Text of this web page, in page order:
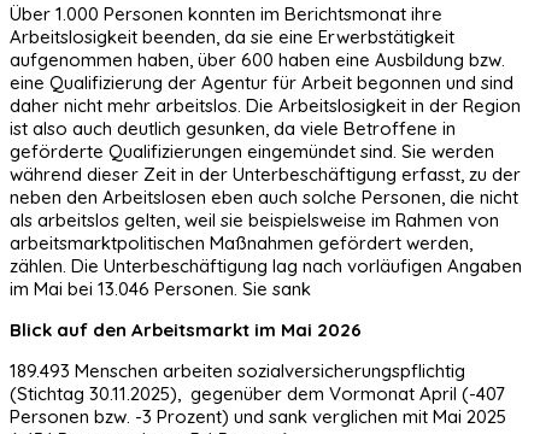
Über 1.000 Personen konnten im Berichtsmonat ihre
Arbeitslosigkeit beenden, da sie eine Erwerbstätigkeit
aufgenommen haben, über 600 haben eine Ausbildung bzw.
eine Qualifizierung der Agentur für Arbeit begonnen und sind
daher nicht mehr arbeitslos. Die Arbeitslosigkeit in der Region
ist also auch deutlich gesunken, da viele Betroffene in
geförderte Qualifizierungen eingemündet sind. Sie werden
während dieser Zeit in der Unterbeschäftigung erfasst, zu der
neben den Arbeitslosen eben auch solche Personen, die nicht
als arbeitslos gelten, weil sie beispielsweise im Rahmen von
arbeitsmarktpolitischen Maßnahmen gefördert werden,
zählen. Die Unterbeschäftigung lag nach vorläufigen Angaben
im Mai bei 13.046 Personen. Sie sank
Blick auf den Arbeitsmarkt im Mai 2026
189.493 Menschen arbeiten sozialversicherungspflichtig
(Stichtag 30.11.2025), gegenüber dem Vormonat April (-407
Personen bzw. -3 Prozent) und sank verglichen mit Mai 2025